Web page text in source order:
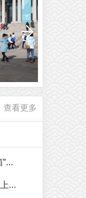
查看更多